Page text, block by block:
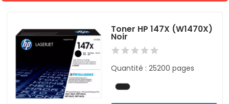
Toner HP 147X (W1470X)
Noir
Quantité : 25200 pages